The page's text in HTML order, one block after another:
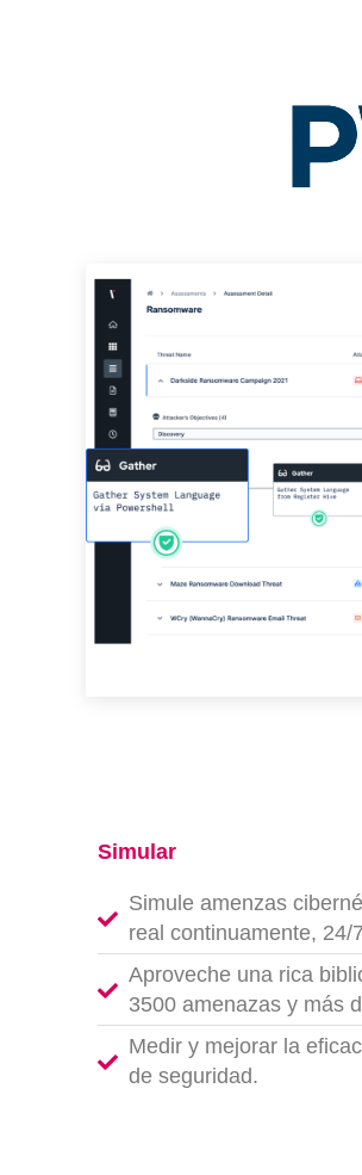
Simular
Simule amenzas
real continuamente, 24/7
Aproveche una rica
3500 amenazas y más
Medir y mejorar la
de seguridad.